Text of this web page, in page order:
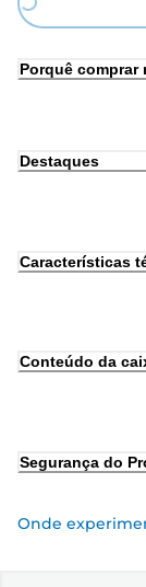
Loading...
Porquê comprar
Destaques
Características
Conteúdo da
Segurança do
Onde